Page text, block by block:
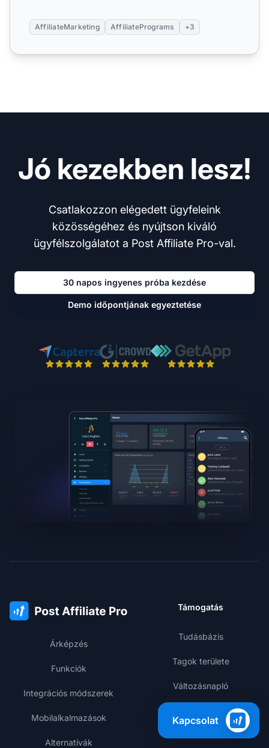
AffiliateMarketing AffiliatePrograms +3
Jó kezekben lesz!
Csatlakozzon elégedett ügyfeleink
közösségéhez és nyújtson kiváló
ügyfélszolgálatot a Post Affiliate Pro-val.
30 napos ingyenes próba kezdése
Demo időpontjának egyeztetése
Árképzés
Funkciók
Integrációs módszerek
Mobilalkalmazások
Alternatívák
Támogatás
Tudásbázis
Tagok területe
Változásnapló
Teljesítmény státusz
Kapcsolat